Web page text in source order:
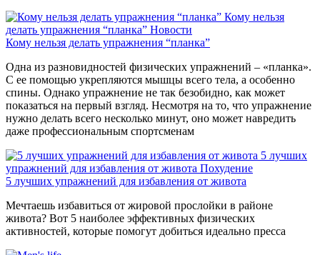
Кому нельзя
делать упражнения “планка” Новости
Кому нельзя делать упражнения “планка”
Одна из разновидностей физических упражнений – «планка».
С ее помощью укрепляются мышцы всего тела, а особенно
спины. Однако упражнение не так безобидно, как может
показаться на первый взгляд. Несмотря на то, что упражнение
нужно делать всего несколько минут, оно может навредить
даже профессиональным спортсменам
5 лучших
упражнений для избавления от живота Похудение
5 лучших упражнений для избавления от живота
Мечтаешь избавиться от жировой прослойки в районе
живота? Вот 5 наиболее эффективных физических
активностей, которые помогут добиться идеально пресса